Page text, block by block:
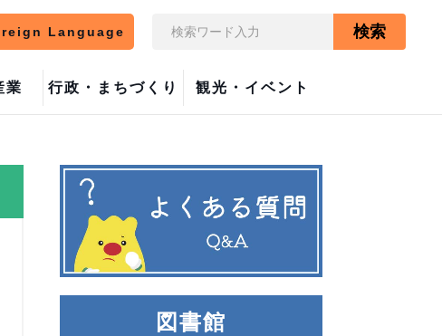
業 行政・まちづくり 観光・イベント
Language 検索
図書館